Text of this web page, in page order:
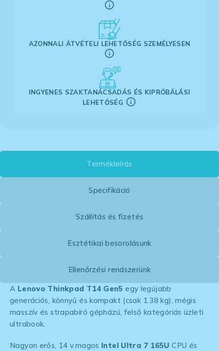
AZONNALI ÁTVÉTELI LEHETŐSÉG SZEMÉLYESEN
INGYENES SZAKTANÁCSADÁS ÉS KIPRÓBÁLÁSI
LEHETŐSÉG
Termékleírás
Specifikáció
Szállítás és fizetés
Esztétikai besorolásunk
Ellenőrzési rendszerünk
A Lenovo Thinkpad T14 Gen5 egy legújabb
generációs, könnyű és kompakt (csak 1.38 kg), mégis
masszív és strapabíró gépházú, felső kategóriás üzleti
ultrabook.
Nagyon erős, 14 v.magos Intel Ultra 7 165U CPU és